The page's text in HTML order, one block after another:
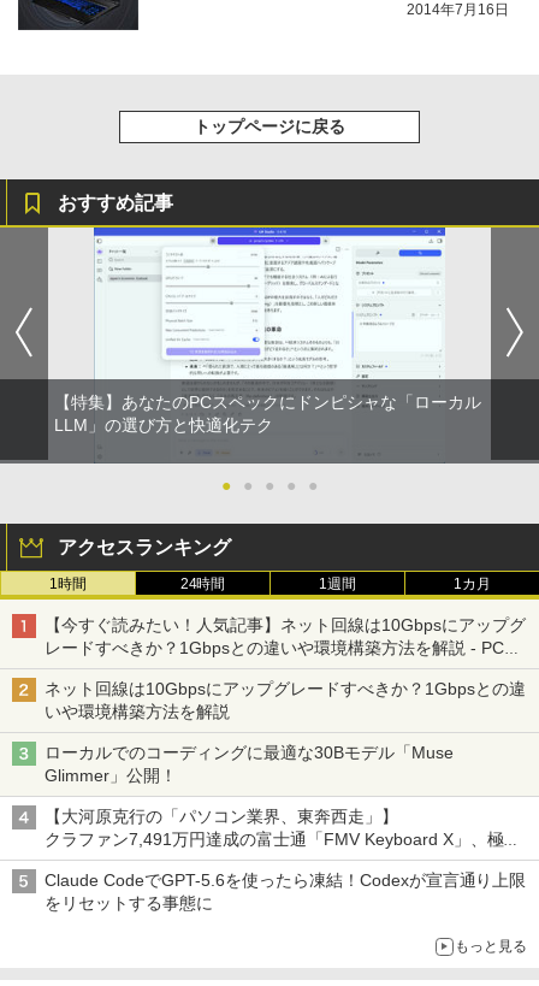
2014年7月16日
トップページに戻る
おすすめ記事
【特集】あなたのPCスペックにドンピシャな「ローカル
LLM」の選び方と快適化テク
● ● ● ● ●
アクセスランキング
1時間 24時間 1週間 1カ月
【今すぐ読みたい！人気記事】ネット回線は10Gbpsにアップグ
レードすべきか？1Gbpsとの違いや環境構築方法を解説 - PC
Watch
ネット回線は10Gbpsにアップグレードすべきか？1Gbpsとの違
いや環境構築方法を解説
ローカルでのコーディングに最適な30Bモデル「Muse
Glimmer」公開！
【大河原克行の「パソコン業界、東奔西走」】
クラファン7,491万円達成の富士通「FMV Keyboard X」、極限
の静音化を追求
Claude CodeでGPT-5.6を使ったら凍結！Codexが宣言通り上限
をリセットする事態に
もっと見る